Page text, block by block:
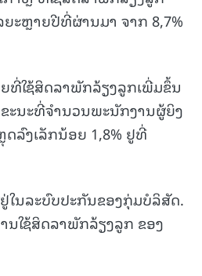
ຍະຫຼາຍປີທີ່ຜ່ານມາ ຈາກ 8,7%
ທີ່ໃຊ້ສິດລາພັກລ້ຽງລູກເພີ່ມຂຶ້ນ
ະນະທີ່ຈຳນວນພະນັກງານຜູ້ຍິງ
ລົງເລັກນ້ອຍ 1,8% ຢູທີ່
ໃນລະບົບປະກັນຂອງກຸ່ມບໍລິສັດ.
ໃຊ້ສິດລາພັກລ້ຽງລູກ ຂອງ